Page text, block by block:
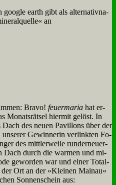
goog­le earth gibt als al­ter­na­tiv­na­
an
Bra­vo! feu­er­ma­ria hat er­
Mo­nats­rät­sel hier­mit ge­löst. In
des neu­en Pa­vil­lons über der
un­se­rer Ge­win­ne­rin ver­link­ten Fo­
des mitt­ler­wei­le rund­erneu­er­
Dach durch die war­men und mi­
ge­wor­den war und ei­ner To­tal­
Ort an der »Klei­nen Main­au«
Son­nen­schein aus: